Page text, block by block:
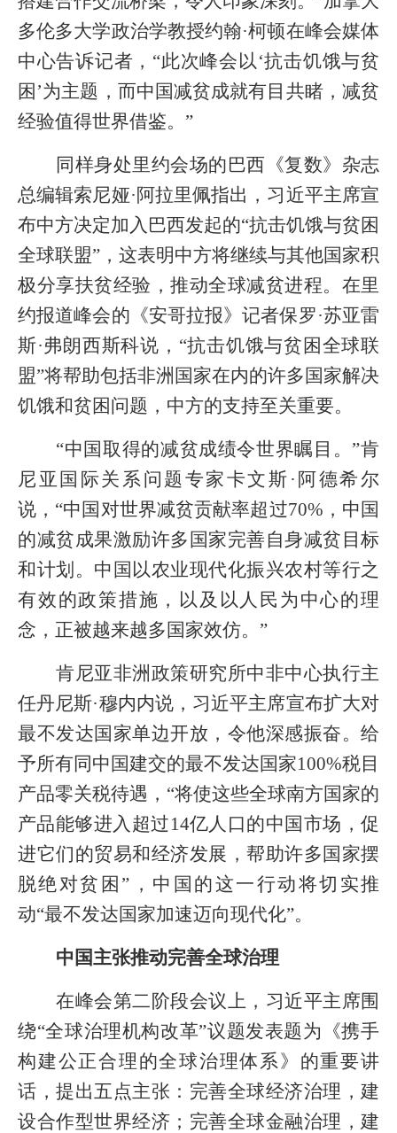
多伦多大学政治学教授约翰·柯顿在峰会媒体
中心告诉记者，“此次峰会以‘抗击饥饿与贫
困’为主题，而中国减贫成就有目共睹，减贫
经验值得世界借鉴。”
同样身处里约会场的巴西《复数》杂志
总编辑索尼娅·阿拉里佩指出，习近平主席宣
布中方决定加入巴西发起的“抗击饥饿与贫困
全球联盟”，这表明中方将继续与其他国家积
极分享扶贫经验，推动全球减贫进程。在里
约报道峰会的《安哥拉报》记者保罗·苏亚雷
斯·弗朗西斯科说，“抗击饥饿与贫困全球联
盟”将帮助包括非洲国家在内的许多国家解决
饥饿和贫困问题，中方的支持至关重要。
“中国取得的减贫成绩令世界瞩目。”肯
尼亚国际关系问题专家卡文斯·阿德希尔
说，“中国对世界减贫贡献率超过70%，中国
的减贫成果激励许多国家完善自身减贫目标
和计划。中国以农业现代化振兴农村等行之
有效的政策措施，以及以人民为中心的理
念，正被越来越多国家效仿。”
肯尼亚非洲政策研究所中非中心执行主
任丹尼斯·穆内内说，习近平主席宣布扩大对
最不发达国家单边开放，令他深感振奋。给
予所有同中国建交的最不发达国家100%税目
产品零关税待遇，“将使这些全球南方国家的
产品能够进入超过14亿人口的中国市场，促
进它们的贸易和经济发展，帮助许多国家摆
脱绝对贫困”，中国的这一行动将切实推
动“最不发达国家加速迈向现代化”。
中国主张推动完善全球治理
在峰会第二阶段会议上，习近平主席围
绕“全球治理机构改革”议题发表题为《携手
构建公正合理的全球治理体系》的重要讲
话，提出五点主张：完善全球经济治理，建
设合作型世界经济；完善全球金融治理，建